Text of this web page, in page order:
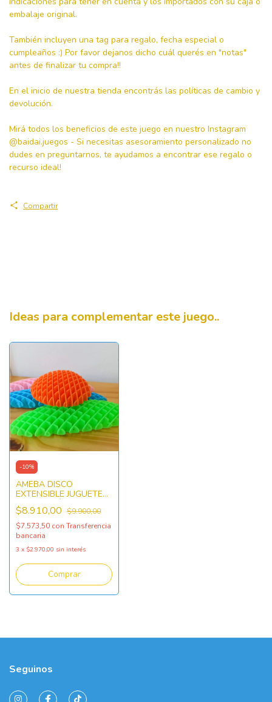
embalaje original.
También incluyen una tag para regalo, fecha especial o
cumpleaños :) Por favor dejanos dicho cuál querés en "notas"
antes de finalizar tu compra!!
En el inicio de nuestra tienda encontrás las políticas de cambio y
devolución.
Mirá todos los beneficios de este juego en nuestro Instagram
@baidai.juegos - Si necesitas asesoramiento personalizado no
dudes en preguntarnos, te ayudamos a encontrar ese regalo o
recurso ideal!
Compartir
Ideas para complementar este juego..
-10%
AMEBA DISCO
EXTENSIBLE JUGUETE
ANTIESTRÉS
$8.910,00 $9.900,00
$7.573,50 con Transferencia
bancaria
3 x $2.970,00 sin interés
Seguinos